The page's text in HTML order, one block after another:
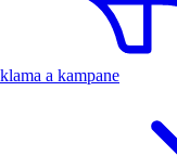
a kampane